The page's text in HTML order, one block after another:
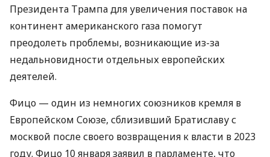
Президента Трампа для увеличения поставок на
континент американского газа помогут
преодолеть проблемы, возникающие из-за
недальновидности отдельных европейских
деятелей.
Фицо — один из немногих союзников кремля в
Европейском Союзе, сблизивший Братиславу с
москвой после своего возвращения к власти в 2023
году. Фицо 10 января заявил в парламенте, что